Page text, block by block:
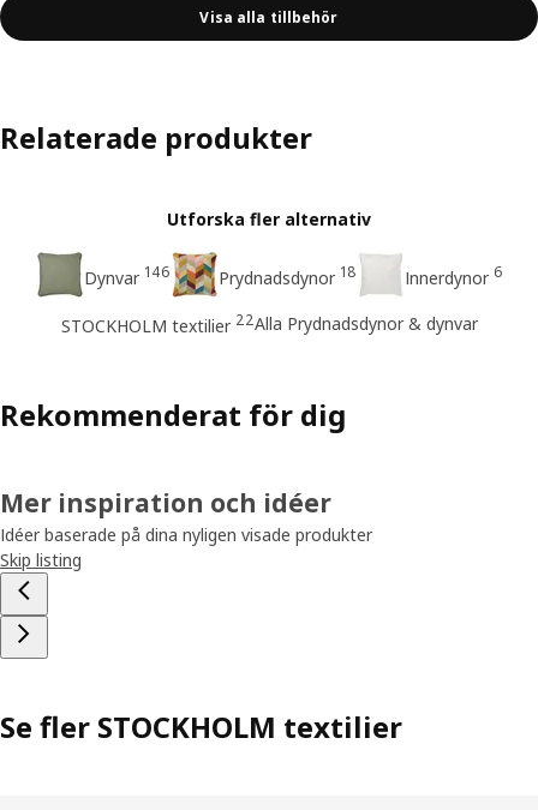
Visa alla tillbehör
Relaterade produkter
Utforska fler alternativ
Dynvar 146 Prydnadsdynor 18 Innerdynor 6
STOCKHOLM textilier 22Alla Prydnadsdynor & dynvar
Rekommenderat för dig
Mer inspiration och idéer
Idéer baserade på dina nyligen visade produkter
Skip listing
Se fler STOCKHOLM textilier